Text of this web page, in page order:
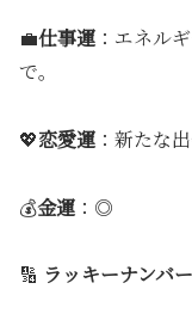
💼仕事運 ：エネル
で。
💖恋愛運 ：新たな
💰金運 ：◎
🔢 ラッキーナンバー